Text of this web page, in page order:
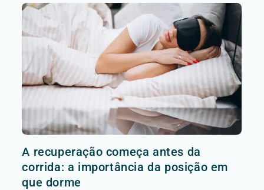
A recuperação começa antes da
corrida: a importância da posição em
que dorme